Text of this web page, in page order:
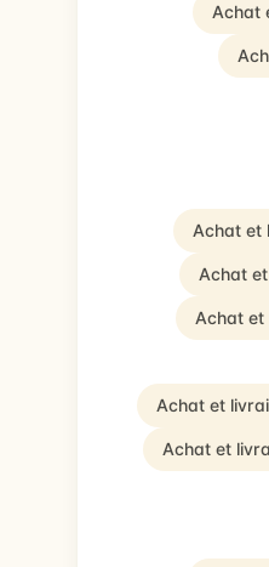
Achat
Achat et
Achat
Achat et
Achat et
Achat et